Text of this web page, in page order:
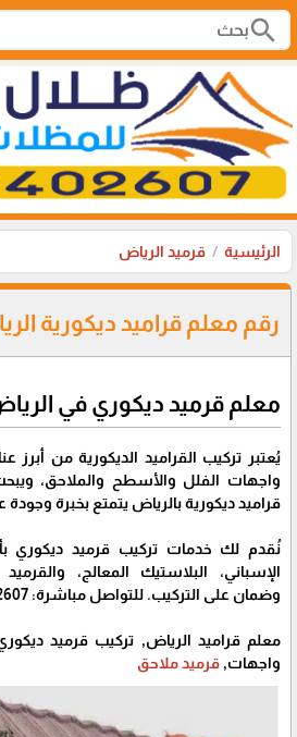
search
الرئيسية قرميد الرياض
رقم معلم قراميد ديكورية الرياض
معلم قرميد ديكوري في
يُعتبر تركيب القراميد الديكورية من أبرز
واجهات الفلل والأسطح والملاحق،
قراميد ديكورية بالرياض يتمتع بخبرة وجودة
نُقدم لك خدمات تركيب قرميد ديكوري
الإسباني، البلاستيك المعالج،
وضمان على التركيب. للتواصل مباشرة: 0538402607
معلم قراميد الرياض, تركيب قرميد
واجهات, قرميد ملاحق